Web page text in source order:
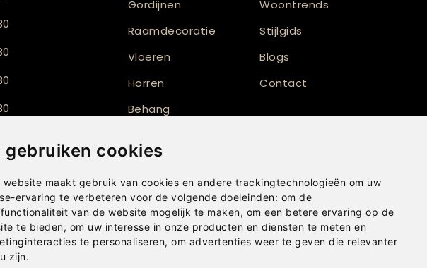
gebruiken cookies
website maakt gebruik van cookies en andere trackingtechnologieën om uw
ervaring te verbeteren voor de volgende doeleinden: om de
van de website mogelijk te maken, om een betere ervaring op de
te bieden, om uw interesse in onze producten en diensten te meten en
te personaliseren, om advertenties weer te geven die relevanter
zijn.
Gordijnen
Raamdecoratie
Vloeren
Horren
Behang
Shutters
Woontrends
Stijlgids
Blogs
Contact